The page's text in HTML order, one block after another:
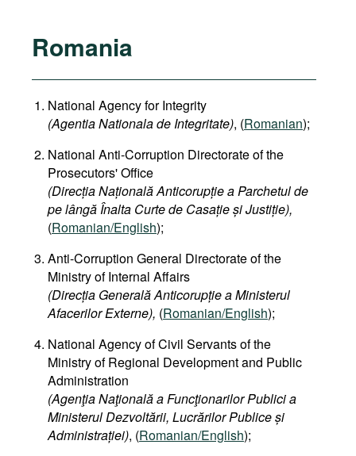
Romania
National Agency for Integrity
(Agentia Nationala de Integritate), (Romanian);
National Anti-Corruption Directorate of the
Prosecutors' Office
(Direcția Națională Anticorupție a Parchetul de
pe lângă Înalta Curte de Casație și Justiție),
(Romanian/English);
Anti-Corruption General Directorate of the
Ministry of Internal Affairs
(Direcția Generală Anticorupție a Ministerul
Afacerilor Externe), (Romanian/English);
National Agency of Civil Servants of the
Ministry of Regional Development and Public
Administration
(Agenţia Naţională a Funcţionarilor Publici a
Ministerul Dezvoltării, Lucrărilor Publice și
Administrației), (Romanian/English);